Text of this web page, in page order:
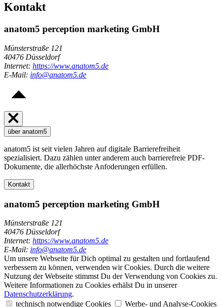
Kontakt
anatom5 perception marketing GmbH
Münsterstraße 121
40476 Düsseldorf
Internet: https://www.anatom5.de
E-Mail: info@anatom5.de
über anatom5
anatom5 ist seit vielen Jahren auf digitale Barrierefreiheit
spezialisiert. Dazu zählen unter anderem auch barrierefreie PDF-
Dokumente, die allerhöchste Anfoderungen erfüllen.
Kontakt
anatom5 perception marketing GmbH
Münsterstraße 121
40476 Düsseldorf
Internet: https://www.anatom5.de
E-Mail: info@anatom5.de
Um unsere Webseite für Dich optimal zu gestalten und fortlaufend
verbessern zu können, verwenden wir Cookies. Durch die weitere
Nutzung der Webseite stimmst Du der Verwendung von Cookies zu.
Weitere Informationen zu Cookies erhälst Du in unserer
Datenschutzerklärung.
technisch notwendige Cookies
Werbe- und Analyse-Cookies